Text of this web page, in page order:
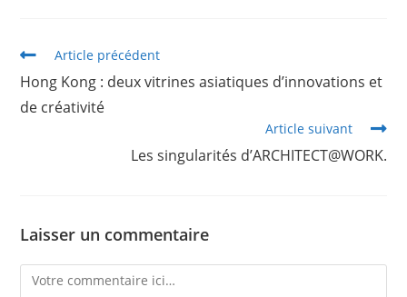
Article précédent
Hong Kong : deux vitrines asiatiques d’innovations et
de créativité
Article suivant
Les singularités d’ARCHITECT@WORK.
Laisser un commentaire